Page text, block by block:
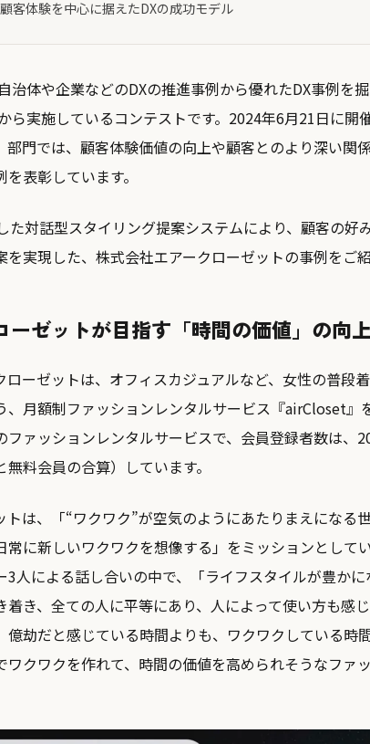
客体験を中心に据えたDXの成功モデル
治体や企業などのDXの推進事例から優れたDX事例を
ら実施しているコンテストです。2024年6月21日に開
部門では、顧客体験価値の向上や顧客とのより深い関
表彰しています。
た対話型スタイリング提案システムにより、顧客の好
を実現した、株式会社エアークローゼットの事例をご紹
ーゼットが目指す「時間の価値」の向上
ローゼットは、オフィスカジュアルなど、女性の普段
、月額制ファッションレンタルサービス『airCloset』
ファッションレンタルサービスで、会員登録者数は、
料会員の合算）しています。
トは、「“ワクワク”が空気のようにあたりまえになる
常に新しいワクワクを想像する」をミッションとして
3人による話し合いの中で、「ライフスタイルが豊かに
着き、全ての人に平等にあり、人によって使い方も感
億劫だと感じている時間よりも、ワクワクしている時
ワクワクを作れて、時間の価値を高められそうなファ